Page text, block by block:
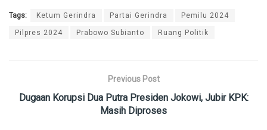
Tags: Ketum Gerindra Partai Gerindra Pemilu 2024
Pilpres 2024 Prabowo Subianto Ruang Politik
Previous Post
Dugaan Korupsi Dua Putra Presiden Jokowi, Jubir KPK:
Masih Diproses